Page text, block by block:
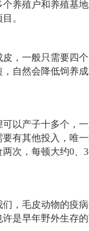
养殖户和养殖基
。
，一般只需要四
自然会降低饲养
以产子十多个，
有其他投入，唯
次，每顿大约0
，毛皮动物的疫
是早年野外生存